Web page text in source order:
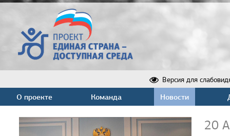
Версия для
О проекте Команда Новости
20